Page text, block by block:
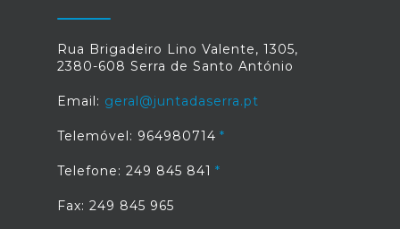
Rua Brigadeiro Lino Valente, 1305,
2380-608 Serra de Santo António
Email: geral@juntadaserra.pt
Telemóvel: 964980714
Telefone: 249 845 841
Fax: 249 845 965